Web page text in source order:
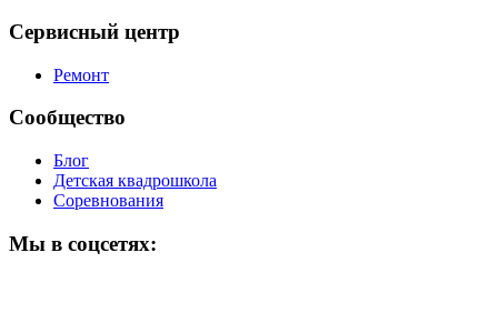
Сервисный центр
Ремонт
Сообщество
Блог
Детская квадрошкола
Соревнования
Мы в соцсетях: